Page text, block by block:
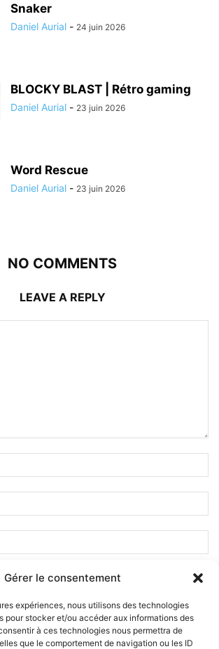
Gérer le consentement
expériences, nous utilisons des technologies
pour stocker et/ou accéder aux informations des
à ces technologies nous permettra de
que le comportement de navigation ou les ID
Snaker
Daniel Aurial - 24 juin 2026
BLOCKY BLAST | Rétro gaming
Daniel Aurial - 23 juin 2026
Word Rescue
Daniel Aurial - 23 juin 2026
NO COMMENTS
LEAVE A REPLY